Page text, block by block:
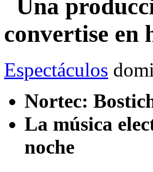
Una
convertise en
Espectáculos
Nortec:
La música
noche